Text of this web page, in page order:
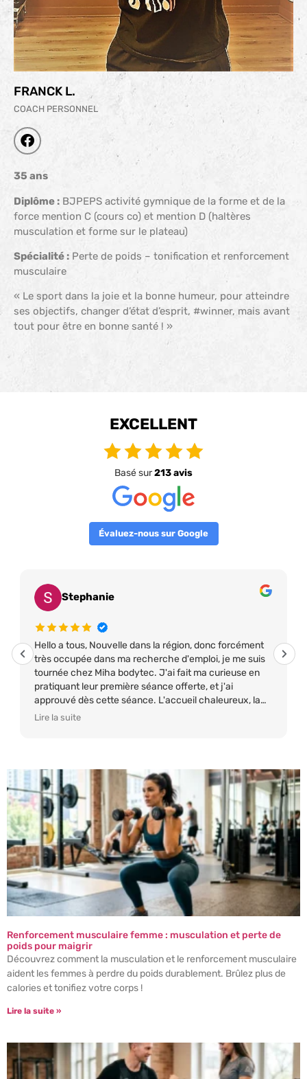
FRANCK L.
COACH PERSONNEL
35 ans
Diplôme : BJPEPS activité gymnique de la forme et de la
force mention C (cours co) et mention D (haltères
musculation et forme sur le plateau)
Spécialité : Perte de poids – tonification et renforcement
musculaire
« Le sport dans la joie et la bonne humeur, pour atteindre
ses objectifs, changer d’état d’esprit, #winner, mais avant
tout pour être en bonne santé ! »
EXCELLENT
Basé sur213 avis
Évaluez-nous sur Google
Stephanie
Hello a tous, Nouvelle dans la région, donc forcément
très occupée dans ma recherche d'emploi, je me suis
tournée chez Miha bodytec. J'ai fait ma curieuse en
pratiquant leur première séance offerte, et j'ai
approuvé dès cette séance. L'accueil chaleureux, la
team très sympathique, alors faite comme moi,
Lire la suite
Renforcement musculaire femme : musculation et perte de
poids pour maigrir
Découvrez comment la musculation et le renforcement musculaire
aident les femmes à perdre du poids durablement. Brûlez plus de
calories et tonifiez votre corps !
Lire la suite »